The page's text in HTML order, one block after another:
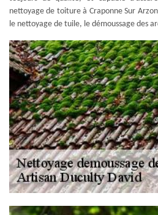
nettoyage de toiture à Craponne Sur
le nettoyage de tuile, le démoussage des